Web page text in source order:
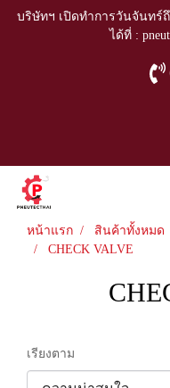
บริษัทฯ เปิดทำการวันจันทร์ถึ
ได้ที่ :
หน้าแรก สินค้าทั้งหมด
CHECK VALVE
เรียงตาม